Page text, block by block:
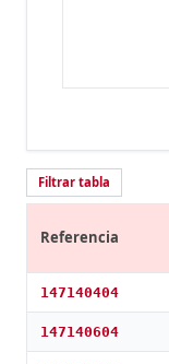
Filtrar tabla
Referencia
147140404
147140604